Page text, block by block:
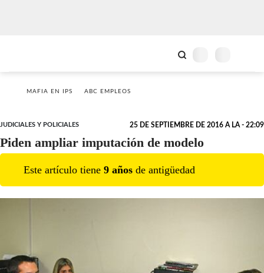
MAFIA EN IPS ABC EMPLEOS
JUDICIALES Y POLICIALES 25 DE SEPTIEMBRE DE 2016 A LA - 22:09
Piden ampliar imputación de modelo
Este artículo tiene 9 años de antigüedad